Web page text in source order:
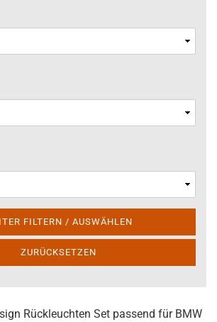
FILTERN / AUSWÄHLEN
ZURÜCKSETZEN
Rückleuchten Set passend für BMW